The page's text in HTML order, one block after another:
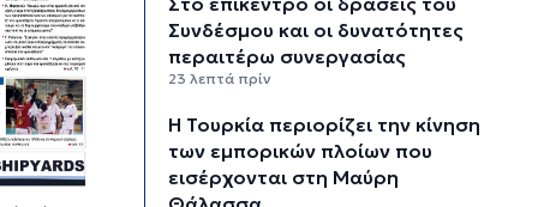
Συνδέσμου και οι δυνατότητες
περαιτέρω συνεργασίας
23 λεπτά πρίν
Η Τουρκία περιορίζει την κίνηση
των εμπορικών πλοίων που
εισέρχονται στη Μαύρη